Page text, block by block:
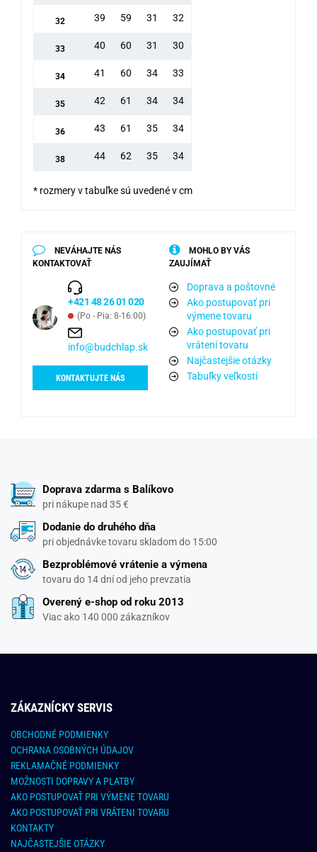
32 39 59 31 32
33 40 60 31 30
34 41 60 34 33
35 42 61 34 34
36 43 61 35 34
38 44 62 35 34
* rozmery v tabuľke sú uvedené v cm
NEVÁHAJTE NÁS
KONTAKTOVAŤ
+421 48 26 01 020
(Po - Pia: 8-16:00)
info@budchlap.sk
KONTAKTUJTE NÁS
MOHLO BY VÁS
ZAUJÍMAŤ
Doprava a poštovné
Ako postupovať pri
výmene tovaru
Ako postupovať pri
vrátení tovaru
Najčastejšie otázky
Tabuľky veľkostí
Doprava zdarma s Balíkovo
pri nákupe nad 35 €
Dodanie do druhého dňa
pri objednávke tovaru skladom do 15:00
Bezproblémové vrátenie a výmena
tovaru do 14 dní od jeho prevzatia
Overený e-shop od roku 2013
Viac ako 140 000 zákazníkov
ZÁKAZNÍCKY SERVIS
OBCHODNÉ PODMIENKY
OCHRANA OSOBNÝCH ÚDAJOV
REKLAMAČNÉ PODMIENKY
MOŽNOSTI DOPRAVY A PLATBY
AKO POSTUPOVAŤ PRI VÝMENE TOVARU
AKO POSTUPOVAŤ PRI VRÁTENI TOVARU
KONTAKTY
NAJČASTEJŠIE OTÁZKY